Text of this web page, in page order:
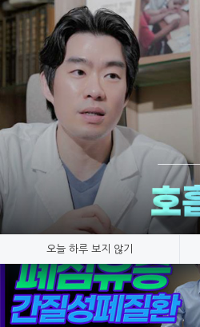
오늘 하루 보지 않기
숨케어 유튜브
호흡기 질환만 연구, 숨케어한의원